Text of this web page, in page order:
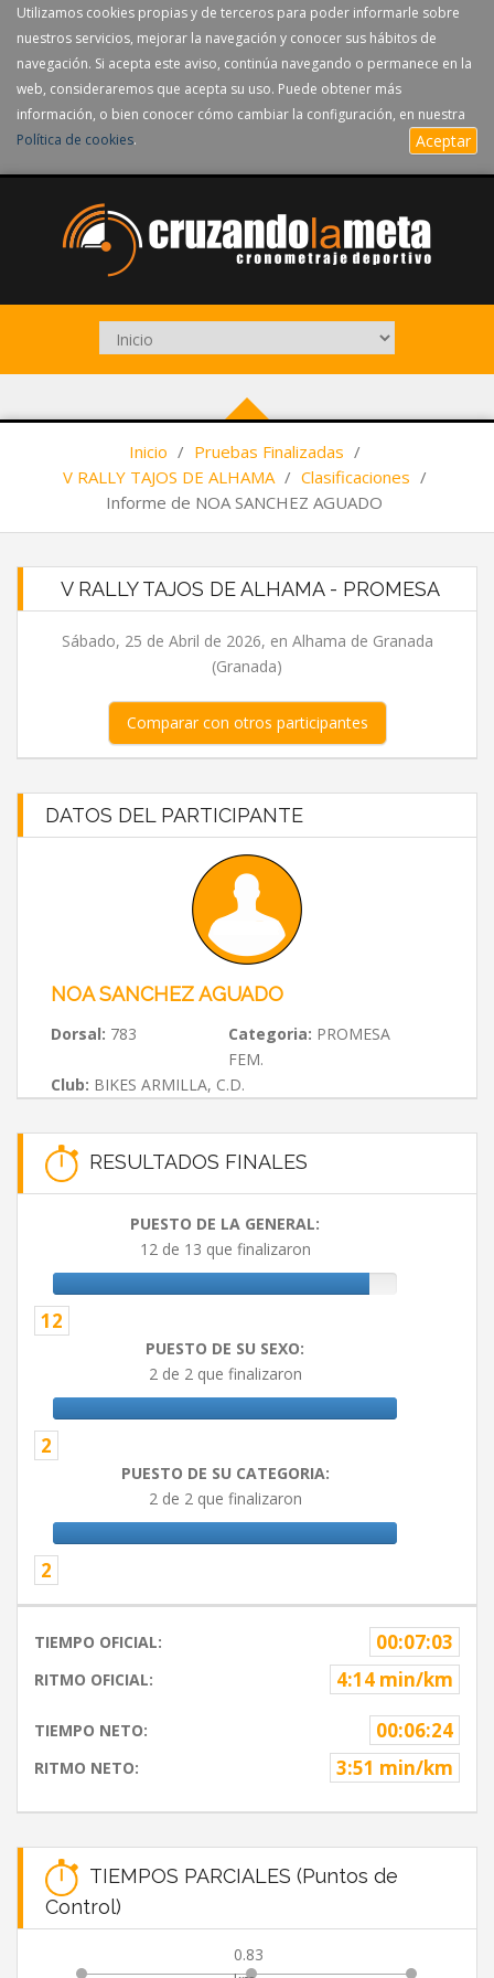
Utilizamos cookies propias y de terceros para poder informarle sobre
nuestros servicios, mejorar la navegación y conocer sus hábitos de
navegación. Si acepta este aviso, continúa navegando o permanece en la
web, consideraremos que acepta su uso. Puede obtener más
información, o bien conocer cómo cambiar la configuración, en nuestra
Política de cookies. Aceptar
Inicio / Pruebas Finalizadas /
V RALLY TAJOS DE ALHAMA / Clasificaciones /
Informe de NOA SANCHEZ AGUADO
V RALLY TAJOS DE ALHAMA - PROMESA
Sábado, 25 de Abril de 2026, en Alhama de Granada
(Granada)
Comparar con otros participantes
DATOS DEL PARTICIPANTE
NOA SANCHEZ AGUADO
Dorsal: 783 Categoria: PROMESA
FEM.
Club: BIKES ARMILLA, C.D.
RESULTADOS FINALES
PUESTO DE LA GENERAL:
12 de 13 que finalizaron
12
PUESTO DE SU SEXO:
2 de 2 que finalizaron
2
PUESTO DE SU CATEGORIA:
2 de 2 que finalizaron
2
TIEMPO OFICIAL: 00:07:03
RITMO OFICIAL: 4:14 min/km
TIEMPO NETO: 00:06:24
RITMO NETO: 3:51 min/km
TIEMPOS PARCIALES (Puntos de
Control)
0.83